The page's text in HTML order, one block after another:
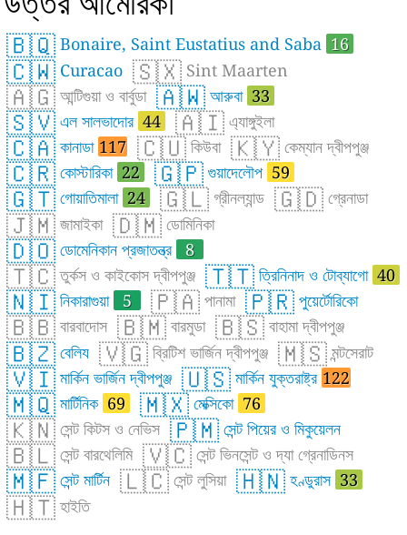
🇧🇶 Bonaire, Saint Eustatius and Saba 16
🇨🇼 Curacao 🇸🇽 Sint Maarten
🇦🇬 আন্টিগুয়া ও বার্বুডা 🇦🇼 আরুবা 33
🇸🇻 এল সালভাদোর 44 🇦🇮 এ্যাঙ্গুইলা
🇨🇦 কানাডা 117 🇨🇺 কিউবা 🇰🇾 কেম্যান দ্বীপপুঞ্জ
🇨🇷 কোস্টারিকা 22 🇬🇵 গুয়াদেলৌপ 59
🇬🇹 গোয়াতিমালা 24 🇬🇱 গ্রীনল্যান্ড 🇬🇩 গ্রেনাডা
🇯🇲 জামাইকা 🇩🇲 ডোমিনিকা
🇩🇴 ডোমেনিকান প্রজাতন্ত্র 8
🇹🇨তুর্কস ও কাইকোস দ্বীপপুঞ্জ 🇹🇹 ত্রিনিনাদ ও টোব্যাগো 40
🇳🇮 নিকারাগুয়া 5 🇵🇦 পানামা 🇵🇷 পুয়ের্টোরিকো
🇧🇧 বারবাদোস 🇧🇲 বারমুডা 🇧🇸 বাহামা দ্বীপপুঞ্জ
🇧🇿 বেলিয 🇻🇬 ব্রিটিশ ভার্জিন দ্বীপপুঞ্জ 🇲🇸 মন্টসেরাট
🇻🇮 মার্কিন ভার্জিন দ্বীপপুঞ্জ 🇺🇸 মার্কিন যুক্তরাষ্ট্র 122
🇲🇶 মার্টিনিক 69 🇲🇽 মেক্সিকো 76
🇰🇳 সেন্ট কিটস ও নেভিস 🇵🇲 সেন্ট পিয়ের ও মিকুয়েলন
🇧🇱 সেন্ট বারথেলিমি 🇻🇨 সেন্ট ভিনসেন্ট ও দ্যা গ্রেনাডিনস
🇲🇫 সেন্ট মার্টিন 🇱🇨 সেন্ট লুসিয়া 🇭🇳 হণ্ডুরাস 33
🇭🇹 হাইতি